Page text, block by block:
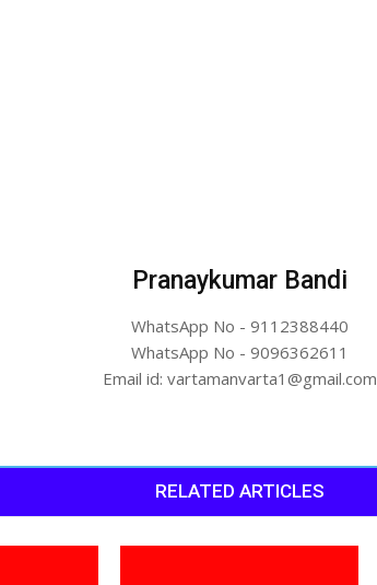
Pranaykumar Bandi
WhatsApp No - 9112388440
WhatsApp No - 9096362611
Email id: vartamanvarta1@gmail.com
RELATED ARTICLES